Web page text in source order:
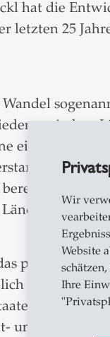
Wir
Website
Ihre
hat die
letzten 25
zwischen
eine
helfen
politische
verschoben
am
und